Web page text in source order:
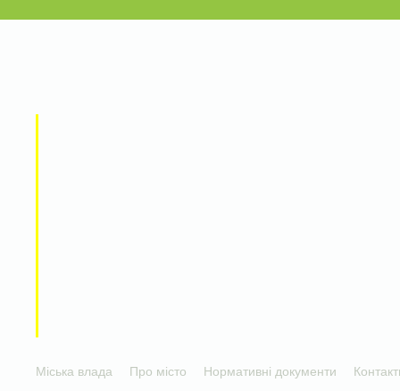
Міська влада Про місто Нормативні документи